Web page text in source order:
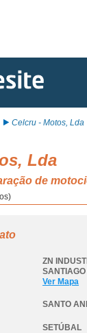
Celcru - Motos, Lda
Lda
de
ZN
Ver Mapa
SANTO
SETÚBAL